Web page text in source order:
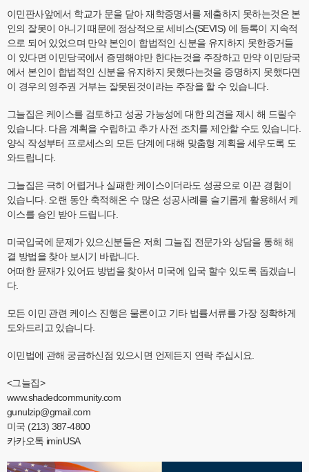
이민판사앞에서 학교가 문을 닫아 재학증명서를 제출하지 못하는것은 본
인의 잘못이 아니기 때문에 정상적으로 세비스(SEVIS) 에 등록이 지속적
으로 되어 있었으며 만약 본인이 합법적인 신분을 유지하지 못한증거들
이 있다면 이민당국에서 증명해야만 한다는것을 주장하고 만약 이민당국
에서 본인이 합법적인 신분을 유지하지 못했다는것을 증명하지 못했다면
이 경우의 영주권 거부는 잘못된것이라는 주장을 할 수 있습니다.
그늘집은 케이스를 검토하고 성공 가능성에 대한 의견을 제시 해 드릴수
있습니다. 다음 계획을 수립하고 추가 사전 조치를 제안할 수도 있습니다.
양식 작성부터 프로세스의 모든 단계에 대해 맞춤형 계획을 세우도록 도
와드립니다.
그늘집은 극히 어렵거나 실패한 케이스이더라도 성공으로 이끈 경험이
있습니다. 오랜 동안 축적해온 수 많은 성공사례를 슬기롭게 활용해서 케
이스를 승인 받아 드립니다.
미국입국에 문제가 있으신분들은 저희 그늘집 전문가와 상담을 통해 해
결 방법을 찾아 보시기 바랍니다.
어떠한 뮨재가 있어됴 방법을 찾아서 미국에 입국 할수 있도록 돕겠습니
다.
모든 이민 관련 케이스 진행은 물론이고 기타 법률서류를 가장 정확하게
도와드리고 있습니다.
이민법에 관해 궁금하신점 있으시면 언제든지 연락 주십시요.
<그늘집>
www.shadedcommunity.com
gunulzip@gmail.com
미국 (213) 387-4800
카카오톡 iminUSA